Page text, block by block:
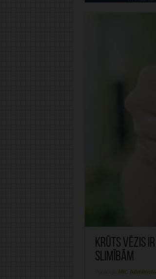
Krūts vēzis
slimībām
MIC